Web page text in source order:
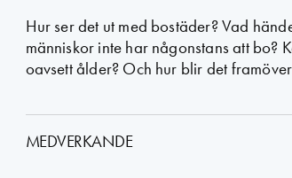
Hur ser det ut med bostäder? Vad
människor inte har någonstans att bo?
oavsett ålder? Och hur blir det
MEDVERKANDE